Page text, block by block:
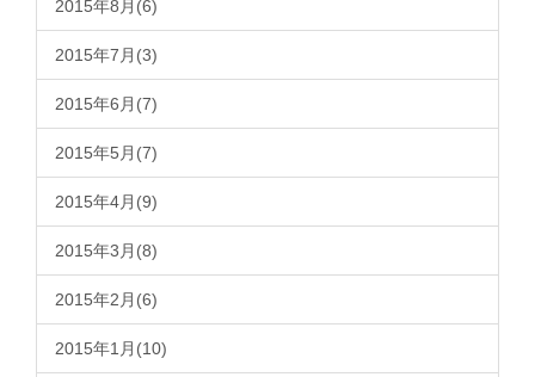
2015年8月(6)
2015年7月(3)
2015年6月(7)
2015年5月(7)
2015年4月(9)
2015年3月(8)
2015年2月(6)
2015年1月(10)